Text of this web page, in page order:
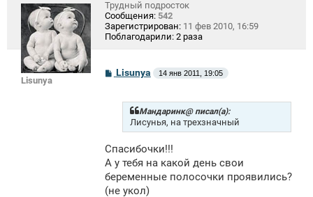
Lisunya
Трудный подросток
Сообщения: 542
Зарегистрирован: 11 фев 2010, 16:59
Поблагодарили: 2 раза
С
е
Lisunya 14 янв 2011, 19:05
Мандаринк@ писал(а):
Лисунья, на трехзначный
Спасибочки!!!
А у тебя на какой день свои
беременные полосочки проявились?
(не укол)